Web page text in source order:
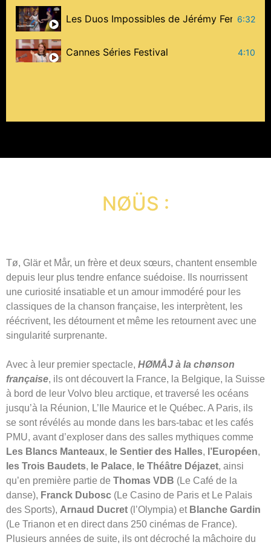
Les Duos Impossibles de Jérémy Ferrari :
6:32
Cannes Séries Festival 4:10
Quoi ma Gaüle ! Jøhnny Hållydead
NØÜS :
Tø, Glär et Mår, un frère et deux sœurs, chantent ensemble
depuis leur plus tendre enfance suédoise. Ils nourrissent
une curiosité insatiable et un amour immodéré pour les
classiques de la chanson française, les interprètent, les
réécrivent, les détournent et même les retournent avec une
singularité surprenante.
Avec à leur premier spectacle, HØMÅJ à la chønson
française, ils ont découvert la France, la Belgique, la Suisse
à bord de leur Volvo bleu arctique, et traversé les océans
jusqu’à la Réunion, L’Ile Maurice et le Québec. A Paris, ils
se sont révélés au monde dans les bars-tabac et les cafés
PMU, avant d’exploser dans des salles mythiques comme
Les Blancs Manteaux, le Sentier des Halles, l’Européen,
les Trois Baudets, le Palace, le Théâtre Déjazet, ainsi
qu’en première partie de Thomas VDB (Le Café de la
danse), Franck Dubosc (Le Casino de Paris et Le Palais
des Sports), Arnaud Ducret (l’Olympia) et Blanche Gardin
(Le Trianon et en direct dans 250 cinémas de France).
Plusieurs années de suite, ils ont décroché la mâchoire du